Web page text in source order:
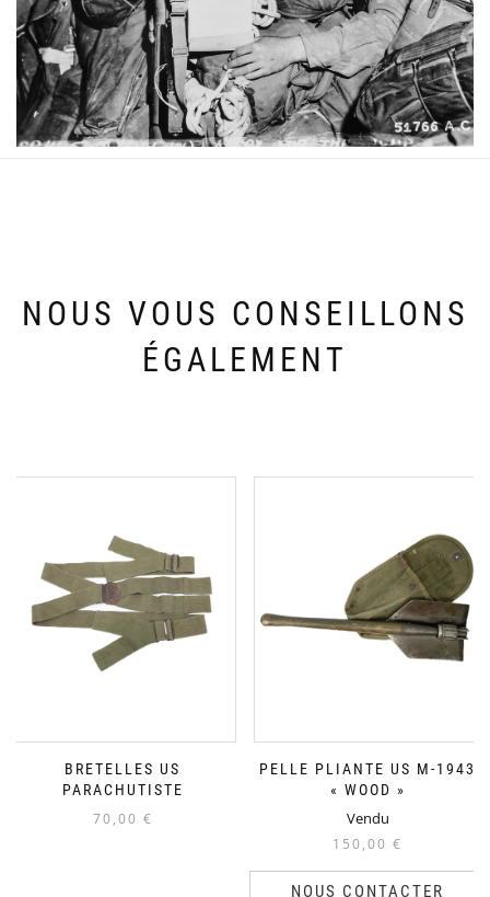
NOUS VOUS CONSEILLONS
ÉGALEMENT
BRETELLES US
PARACHUTISTE
70,00 €
PELLE PLIANTE US M-1943
« WOOD »
Vendu
150,00 €
NOUS CONTACTER